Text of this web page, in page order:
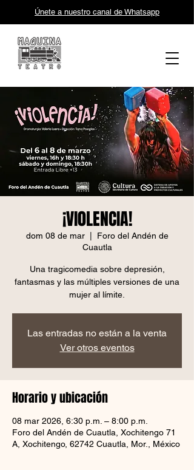
Únete a nuestro canal de Whatsapp
¡VI0LENCIA!
dom 08 de mar
  |
Foro del Andén de
Cuautla
Una tragicomedia sobre depresión,
fantasmas y las múltiples versiones de una
mujer al límite.
Las entradas no están a la venta
Ver otros eventos
Horario y ubicación
08 mar 2026, 6:30 p.m. – 8:00 p.m.
Foro del Andén de Cuautla, Xochitengo 71
A, Xochitengo, 62742 Cuautla, Mor., México